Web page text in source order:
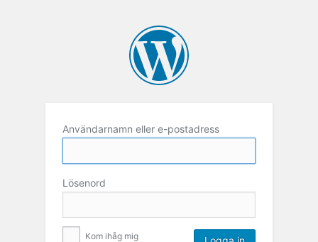
Användarnamn eller e-postadress
Lösenord
Kom ihåg mig